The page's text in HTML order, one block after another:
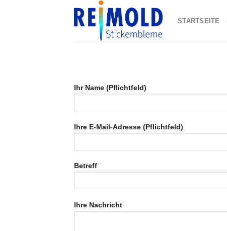
STARTSEITE
Ihr Name (Pflichtfeld)
Ihre E-Mail-Adresse (Pflichtfeld)
Betreff
Ihre Nachricht